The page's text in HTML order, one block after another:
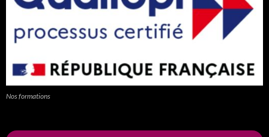
Nos formations